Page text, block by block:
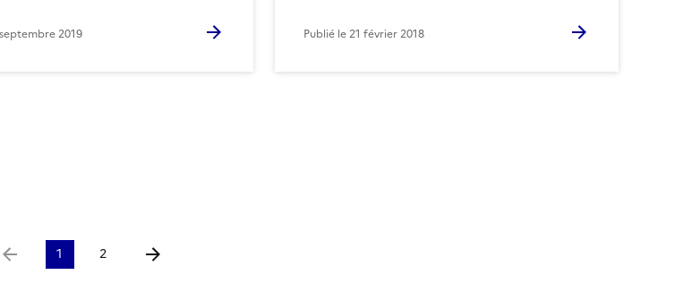
2019 Publié le21 février 2018
Aller à la page précédente
1 2 Aller à la page suivante